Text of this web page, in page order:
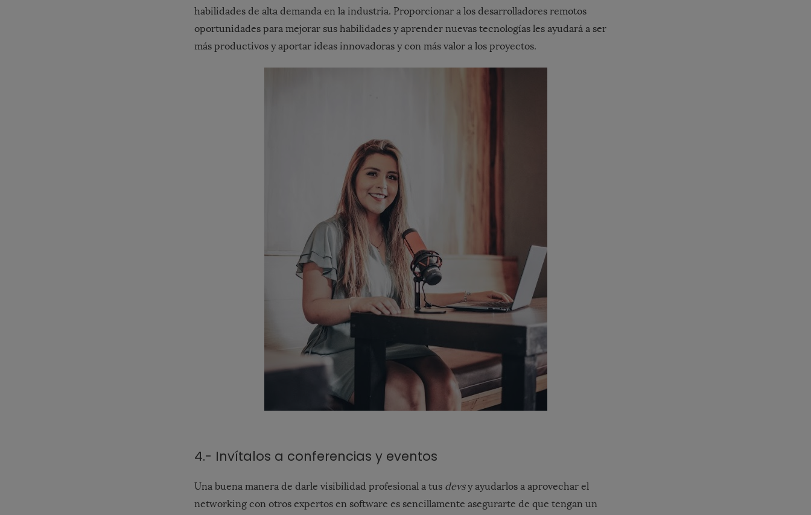
habilidades de alta demanda en la industria. Proporcionar a los desarrolladores remotos
oportunidades para mejorar sus habilidades y aprender nuevas tecnologías les ayudará a ser
más productivos y aportar ideas innovadoras y con más valor a los proyectos.
4.- Invítalos a conferencias y eventos
Una buena manera de darle visibilidad profesional a tus devsy ayudarlos a aprovechar el
networking con otros expertos en software es sencillamente asegurarte de que tengan un